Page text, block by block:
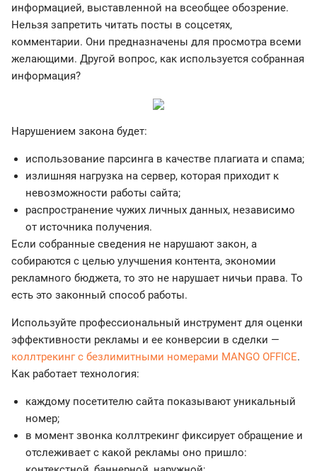
информацией, выставленной на всеобщее обозрение.
Нельзя запретить читать посты в соцсетях,
комментарии. Они предназначены для просмотра всеми
желающими. Другой вопрос, как используется собранная
информация?
Нарушением закона будет:
использование парсинга в качестве плагиата и спама;
излишняя нагрузка на сервер, которая приходит к
невозможности работы сайта;
распространение чужих личных данных, независимо
от источника получения.
Если собранные сведения не нарушают закон, а
собираются с целью улучшения контента, экономии
рекламного бюджета, то это не нарушает ничьи права. То
есть это законный способ работы.
Используйте профессиональный инструмент для оценки
эффективности рекламы и ее конверсии в сделки —
коллтрекинг с безлимитными номерами MANGO OFFICE.
Как работает технология:
каждому посетителю сайта показывают уникальный
номер;
в момент звонка коллтрекинг фиксирует обращение и
отслеживает с какой рекламы оно пришло: